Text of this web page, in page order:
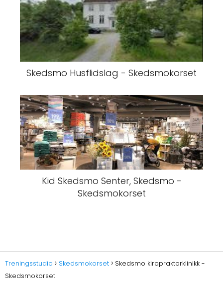
Skedsmo Husflidslag - Skedsmokorset
Kid Skedsmo Senter, Skedsmo -
Skedsmokorset
Treningsstudio Skedsmokorset
Skedsmo kiropraktorklinikk -
Skedsmokorset